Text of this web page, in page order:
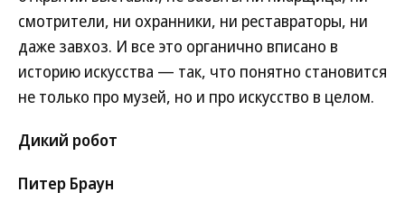
смотрители, ни охранники, ни реставраторы, ни
даже завхоз. И все это органично вписано в
историю искусства — так, что понятно становится
не только про музей, но и про искусство в целом.
Дикий робот
Питер Браун